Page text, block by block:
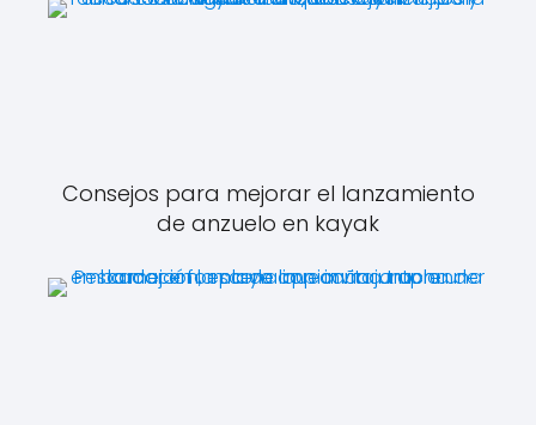
Consejos para mejorar el lanzamiento
de anzuelo en kayak